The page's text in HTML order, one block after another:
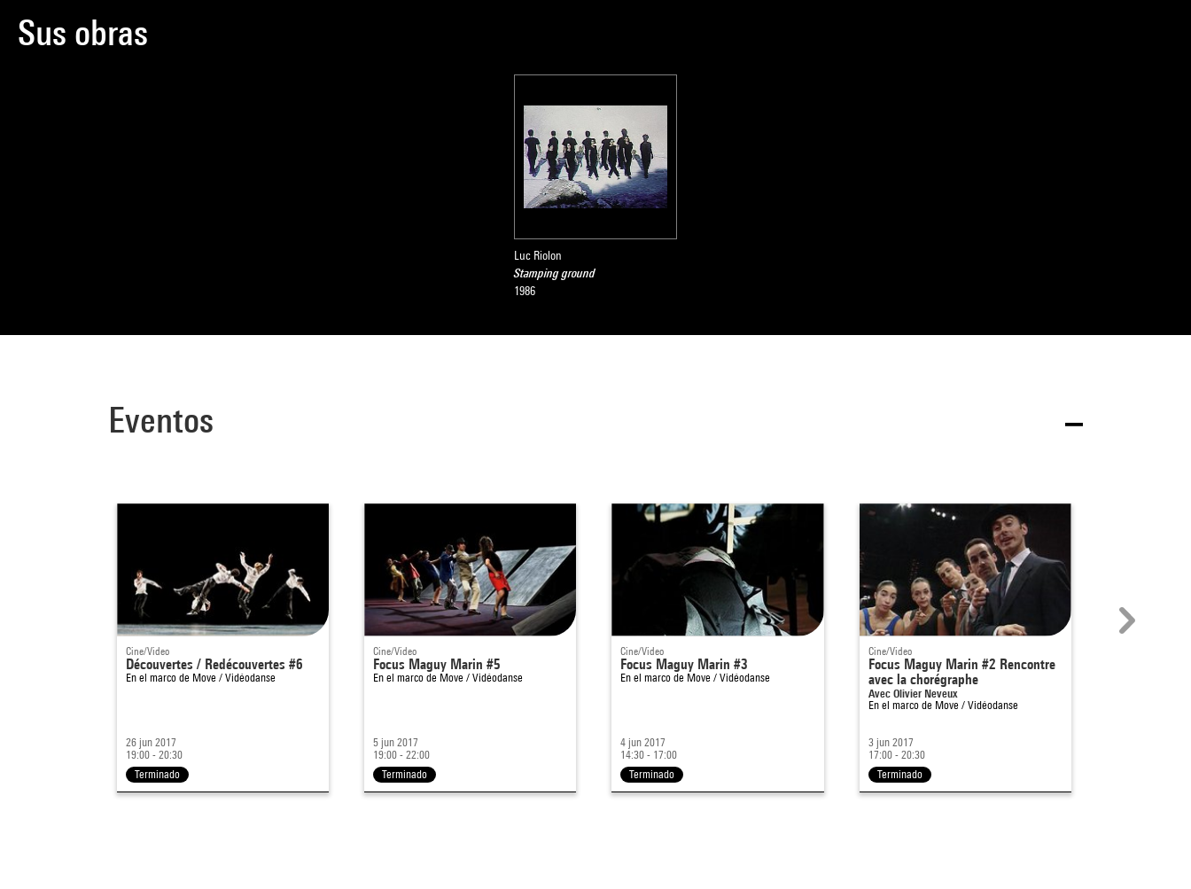
Sus obras
Luc Riolon
Stamping ground
1986
Eventos
Cine/Video
Découvertes / Redécouvertes #6
En el marco de Move / Vidéodanse
26 jun 2017
19:00 - 20:30
Terminado
Cine/Video
Focus Maguy Marin #5
En el marco de Move / Vidéodanse
5 jun 2017
19:00 - 22:00
Terminado
Cine/Video
Focus Maguy Marin #3
En el marco de Move / Vidéodanse
4 jun 2017
14:30 - 17:00
Terminado
Cine/Video
Focus Maguy Marin #2 Rencontre
avec la chorégraphe
Avec Olivier Neveux
En el marco de Move / Vidéodanse
3 jun 2017
17:00 - 20:30
Terminado